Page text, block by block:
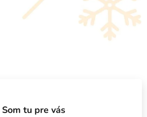
Som tu pre vás